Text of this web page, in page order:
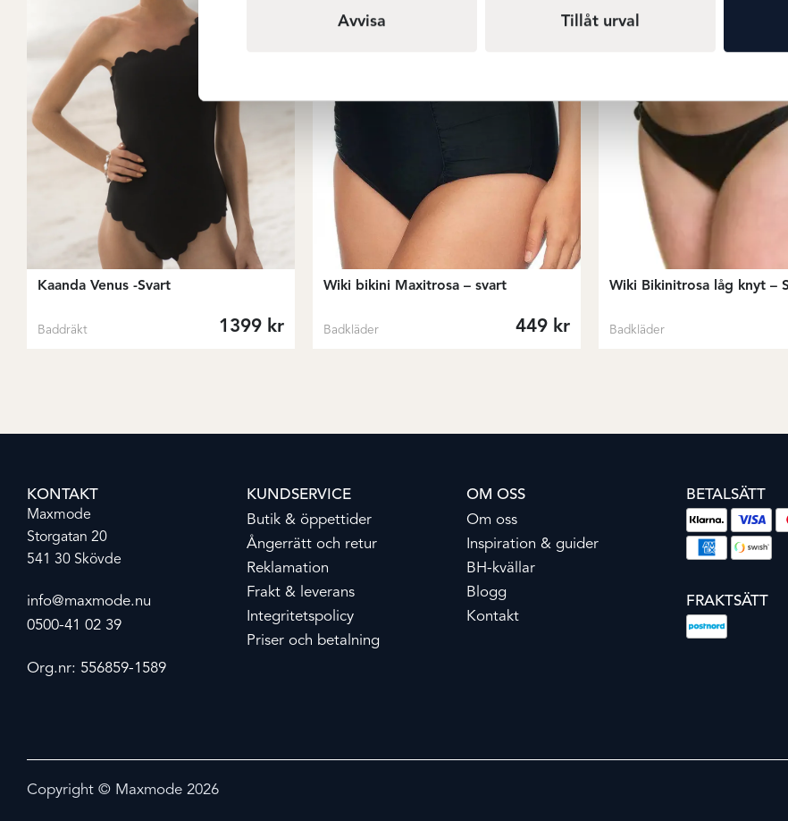
Avvisa Tillåt urval
Kaanda Venus -Svart
Baddräkt 1399 kr
Wiki bikini Maxitrosa – svart
Badkläder 449 kr
Wiki Bikinitrosa låg knyt –
Badkläder
KONTAKT
Maxmode
Storgatan 20
541 30 Skövde
info@maxmode.nu
0500-41 02 39
Org.nr: 556859-1589
KUNDSERVICE
Butik & öppettider
Ångerrätt och retur
Reklamation
Frakt & leverans
Integritetspolicy
Priser och betalning
OM OSS
Om oss
Inspiration & guider
BH-kvällar
Blogg
Kontakt
BETALSÄTT
FRAKTSÄTT
Copyright © Maxmode 2026